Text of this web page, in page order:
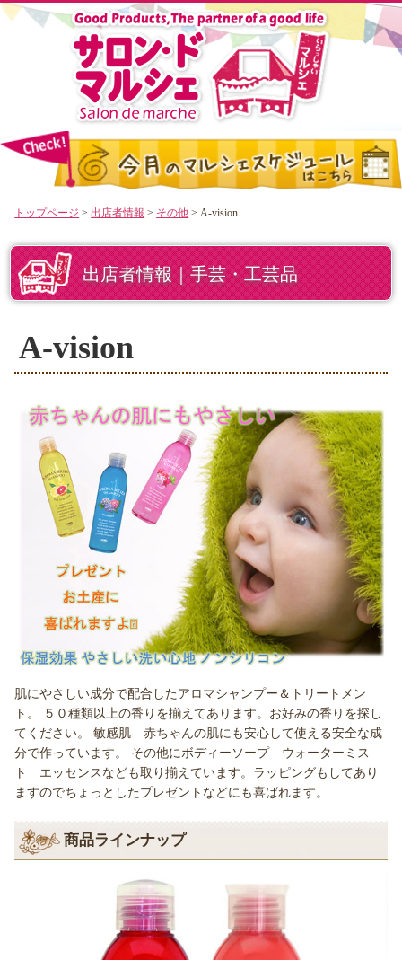
トップページ >出店者情報 > その他 > A-vision
出店者情報｜手芸・工芸品
A-vision
肌にやさしい成分で配合したアロマシャンプー＆トリートメン
ト。 ５０種類以上の香りを揃えてあります。お好みの香りを探し
てください。 敏感肌 赤ちゃんの肌にも安心して使える安全な成
分で作っています。 その他にボディーソープ ウォーターミス
ト エッセンスなども取り揃えています。ラッピングもしてあり
ますのでちょっとしたプレゼントなどにも喜ばれます。
商品ラインナップ